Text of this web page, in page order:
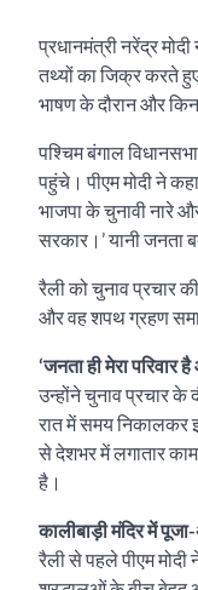
प्रधानमंत्री नरेंद्र
तथ्यों का जिक्र करते
भाषण के दौरान और किन
पश्चिम बंगाल
पहुंचे। पीएम मोदी ने
भाजपा के चुनावी नारे
सरकार।’ यानी जनता
रैली को चुनाव प्रचार
और वह शपथ ग्रहण
‘जनता ही मेरा
उन्होंने चुनाव प्रचार के
रात में समय निकालकर
से देशभर में लगातार काम
है।
कालीबाड़ी मंदिर में
रैली से पहले पीएम